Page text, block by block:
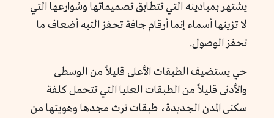
يشتهر بميادينه التي تتطابق تصميماتها وشوارعها التي
لا تزينها أسماء إنما أرقام جافة تحفز التيه أضعاف ما
تحفز الوصول.
حي يستضيف الطبقات الأعلى قليلاً من الوسطى
والأدنى قليلاً من الطبقات العليا التي تتحمل كلفة
سكنى المدن الجديدة، طبقات ترث مجدها وهويتها من